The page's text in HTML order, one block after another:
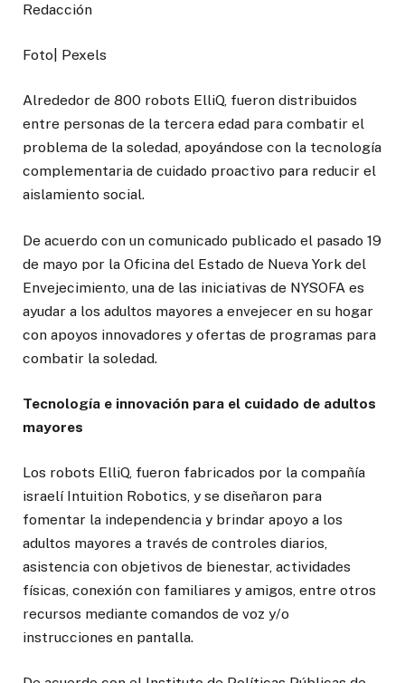
Redacción
Foto| Pexels
Alrededor de 800 robots ElliQ, fueron distribuidos
entre personas de la tercera edad para combatir el
problema de la soledad, apoyándose con la tecnología
complementaria de cuidado proactivo para reducir el
aislamiento social.
De acuerdo con un comunicado publicado el pasado 19
de mayo por la Oficina del Estado de Nueva York del
Envejecimiento, una de las iniciativas de NYSOFA es
ayudar a los adultos mayores a envejecer en su hogar
con apoyos innovadores y ofertas de programas para
combatir la soledad.
Tecnología e innovación para el cuidado de adultos
mayores
Los robots ElliQ, fueron fabricados por la compañía
israelí Intuition Robotics, y se diseñaron para
fomentar la independencia y brindar apoyo a los
adultos mayores a través de controles diarios,
asistencia con objetivos de bienestar, actividades
físicas, conexión con familiares y amigos, entre otros
recursos mediante comandos de voz y/o
instrucciones en pantalla.